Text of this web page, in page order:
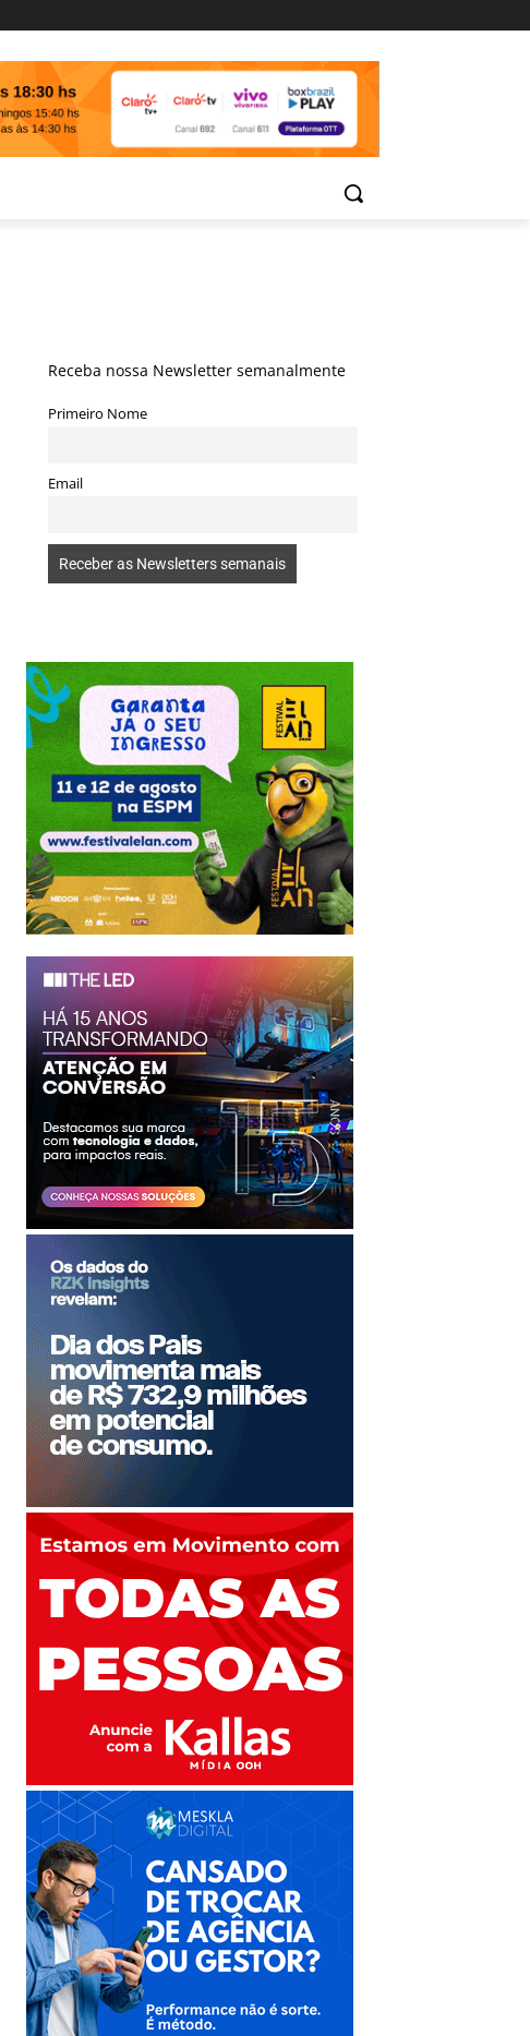
Receba nossa Newsletter semanalmente
Primeiro Nome
Email